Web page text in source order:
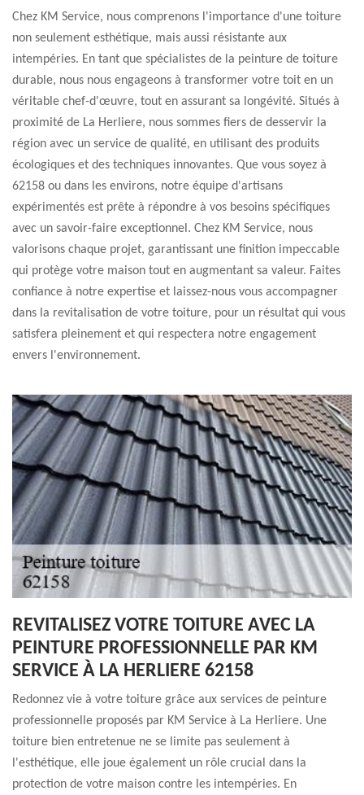
Chez KM Service, nous comprenons l'importance d'une toiture
non seulement esthétique, mais aussi résistante aux
intempéries. En tant que spécialistes de la peinture de toiture
durable, nous nous engageons à transformer votre toit en un
véritable chef-d'œuvre, tout en assurant sa longévité. Situés à
proximité de La Herliere, nous sommes fiers de desservir la
région avec un service de qualité, en utilisant des produits
écologiques et des techniques innovantes. Que vous soyez à
62158 ou dans les environs, notre équipe d'artisans
expérimentés est prête à répondre à vos besoins spécifiques
avec un savoir-faire exceptionnel. Chez KM Service, nous
valorisons chaque projet, garantissant une finition impeccable
qui protège votre maison tout en augmentant sa valeur. Faites
confiance à notre expertise et laissez-nous vous accompagner
dans la revitalisation de votre toiture, pour un résultat qui vous
satisfera pleinement et qui respectera notre engagement
envers l'environnement.
REVITALISEZ VOTRE TOITURE AVEC LA
PEINTURE PROFESSIONNELLE PAR KM
SERVICE À LA HERLIERE 62158
Redonnez vie à votre toiture grâce aux services de peinture
professionnelle proposés par KM Service à La Herliere. Une
toiture bien entretenue ne se limite pas seulement à
l'esthétique, elle joue également un rôle crucial dans la
protection de votre maison contre les intempéries. En